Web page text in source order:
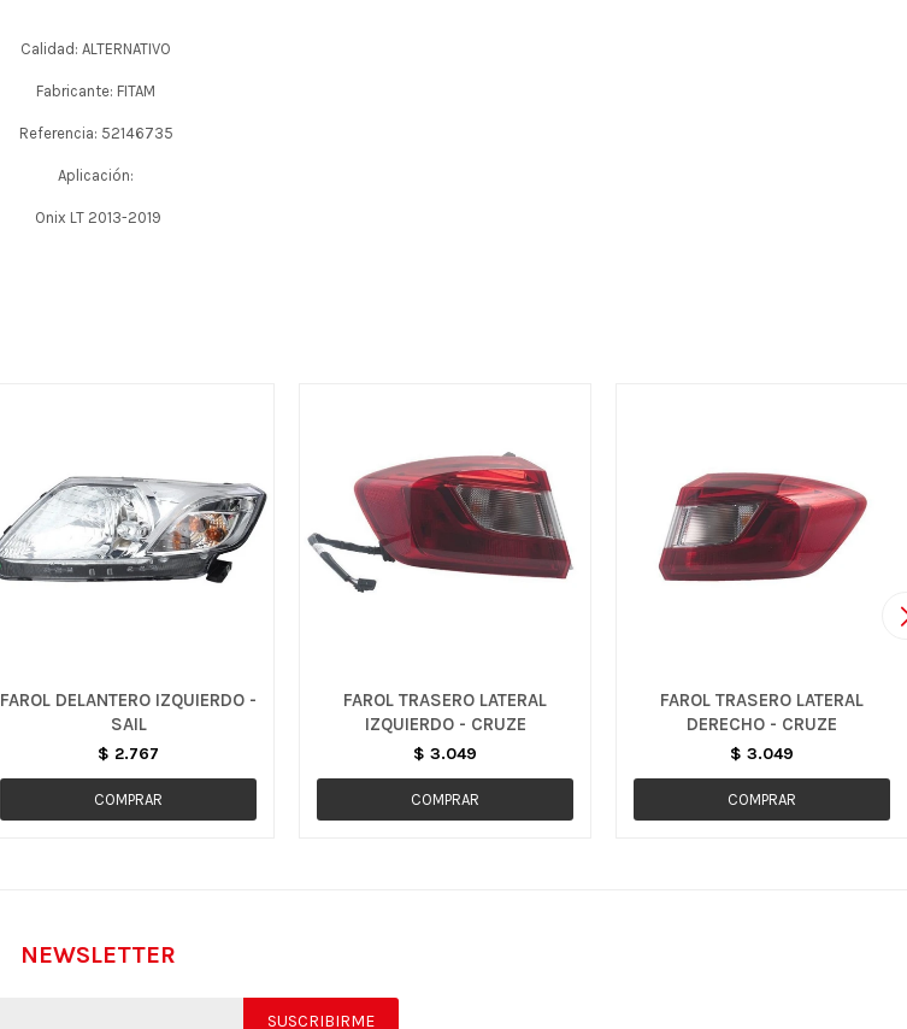
Calidad: ALTERNATIVO
Fabricante: FITAM
Referencia: 52146735
Aplicación:
Onix LT 2013-2019
FAROL DELANTERO IZQUIERDO -
SAIL
$ 2.767
FAROL TRASERO LATERAL
IZQUIERDO - CRUZE
$ 3.049
FAROL TRASERO LATERAL
DERECHO - CRUZE
$ 3.049
NEWSLETTER
SUSCRIBIRME